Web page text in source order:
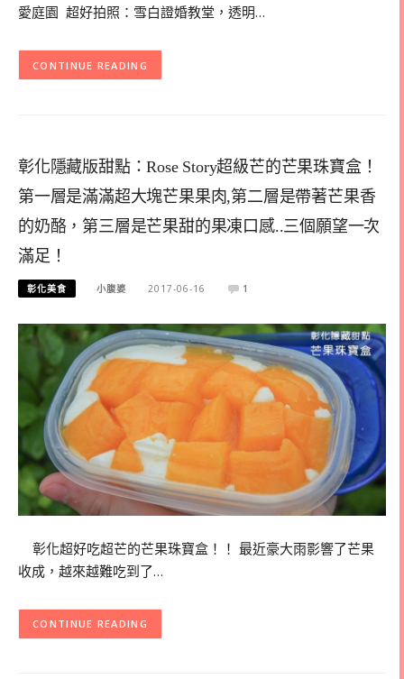
愛庭園 超好拍照：雪白證婚教堂，透明…
CONTINUE READING
彰化隱藏版甜點：Rose Story超級芒的芒果珠寶盒！
第一層是滿滿超大塊芒果果肉,第二層是帶著芒果香
的奶酪，第三層是芒果甜的果凍口感..三個願望一次
滿足！
彰化美食 小腹婆 2017-06-16 1
彰化超好吃超芒的芒果珠寶盒！！ 最近豪大雨影響了芒果
收成，越來越難吃到了…
CONTINUE READING